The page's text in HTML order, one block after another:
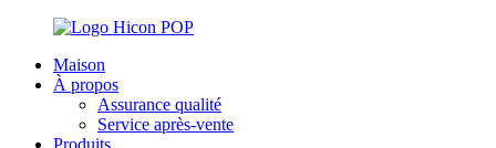
Maison
À propos
Assurance qualité
Service après-vente
Produits